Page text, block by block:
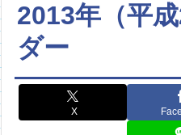
2013年（平
ダー
X